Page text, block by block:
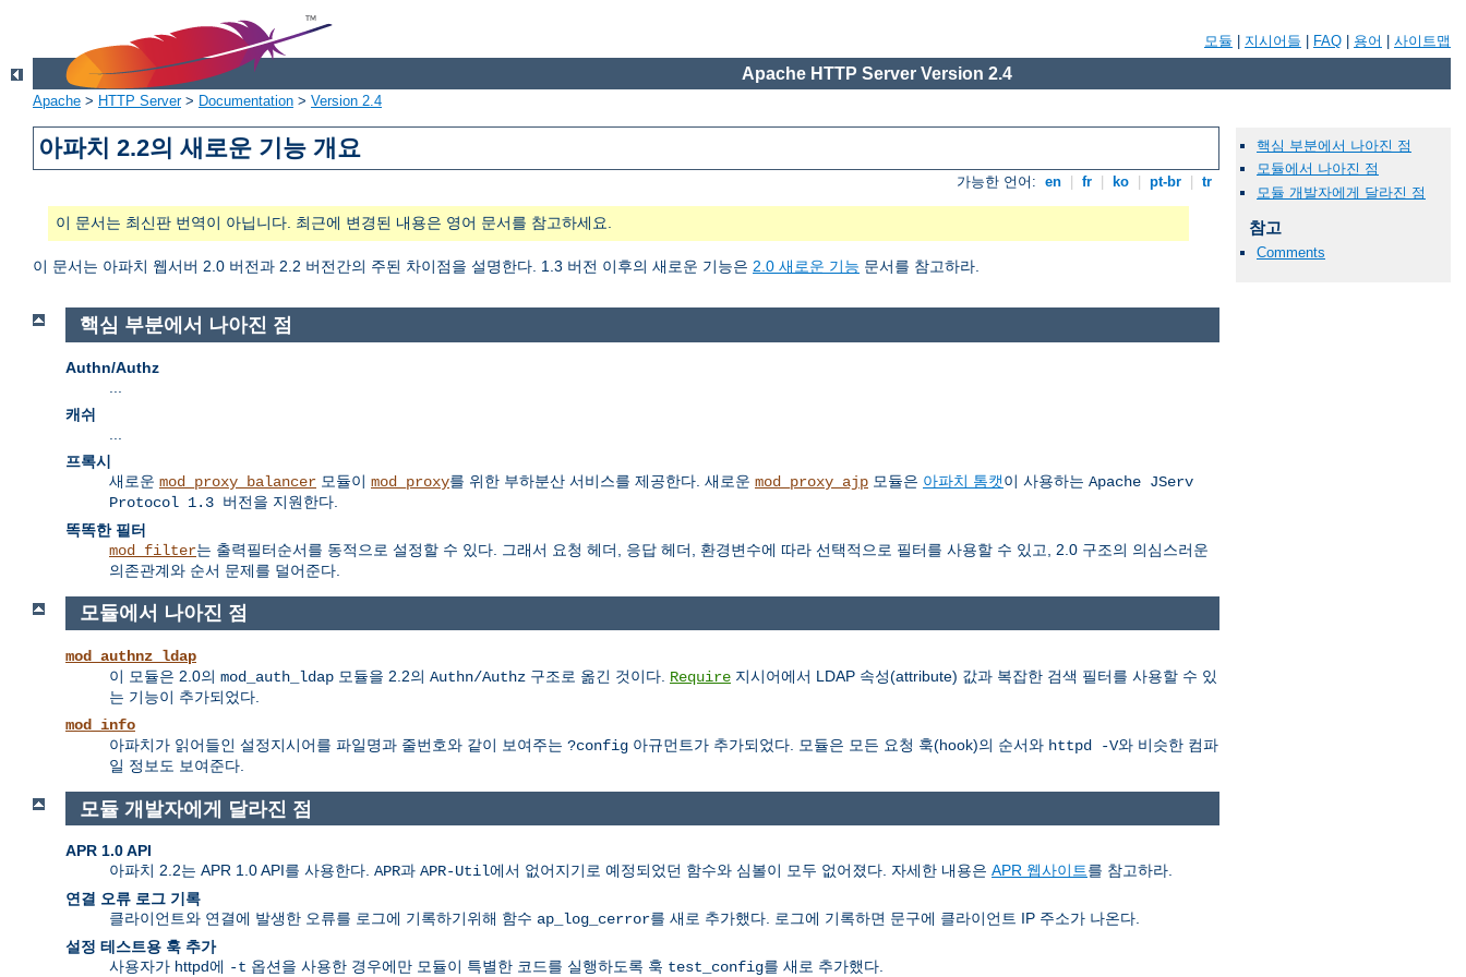
모듈 지시어들 FAQ 용어 사이트맵
Apache HTTP Server Version 2.4
Apache > HTTP Server> Documentation > Version 2.4
아파치 2.2의 새로운 기능 개요
가능한 언어: en fr ko pt-br tr
이 문서는 최신판 번역이 아닙니다. 최근에 변경된 내용은 영어 문서를 참고하세요.
이 문서는 아파치 웹서버 2.0 버전과 2.2 버전간의 주된 차이점을 설명한다. 1.3 버전 이후의 새로운 기능은 2.0 새로운 기능 문서를 참고하라.
핵심 부분에서 나아진 점
모듈에서 나아진 점
모듈 개발자에게 달라진 점
참고
Comments
핵심 부분에서 나아진 점
Authn/Authz
캐쉬
프록시
새로운 mod_proxy_balancer 모듈이 mod_proxy를 위한 부하분산 서비스를 제공한다. 새로운 mod_proxy_ajp 모듈은 아파치 톰캣이 사용하는 Apache JServ
Protocol 1.3 버전을 지원한다.
똑똑한 필터
mod_filter는 출력필터순서를 동적으로 설정할 수 있다. 그래서 요청 헤더, 응답 헤더, 환경변수에 따라 선택적으로 필터를 사용할 수 있고, 2.0 구조의 의심스러운
의존관계와 순서 문제를 덜어준다.
모듈에서 나아진 점
mod_authnz_ldap
이 모듈은 2.0의 mod_auth_ldap 모듈을 2.2의 Authn/Authz 구조로 옮긴 것이다. Require 지시어에서 LDAP 속성(attribute) 값과 복잡한 검색 필터를 사용할 수 있
는 기능이 추가되었다.
mod_info
아파치가 읽어들인 설정지시어를 파일명과 줄번호와 같이 보여주는 ?config 아규먼트가 추가되었다. 모듈은 모든 요청 훅(hook)의 순서와 httpd -V와 비슷한 컴파
일 정보도 보여준다.
모듈 개발자에게 달라진 점
APR 1.0 API
아파치 2.2는 APR 1.0 API를 사용한다. APR과 APR-Util에서 없어지기로 예정되었던 함수와 심볼이 모두 없어졌다. 자세한 내용은 APR 웹사이트를 참고하라.
연결 오류 로그 기록
클라이언트와 연결에 발생한 오류를 로그에 기록하기위해 함수 ap_log_cerror를 새로 추가했다. 로그에 기록하면 문구에 클라이언트 IP 주소가 나온다.
설정 테스트용 훅 추가
사용자가 httpd에 -t 옵션을 사용한 경우에만 모듈이 특별한 코드를 실행하도록 훅 test_config를 새로 추가했다.